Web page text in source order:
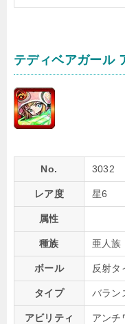
テディベアガール
No. 3032
レア度 星6
属性
種族 亜人族
ボール 反射タ
タイプ バラン
アビリティ アンチ